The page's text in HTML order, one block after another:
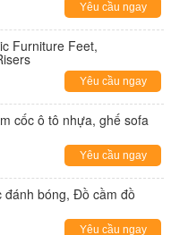
Yêu cầu ngay
Furniture Feet,
Yêu cầu ngay
cốc ô tô nhựa, ghế sofa
Yêu cầu ngay
bóng, Đồ cầm đồ
Yêu cầu ngay